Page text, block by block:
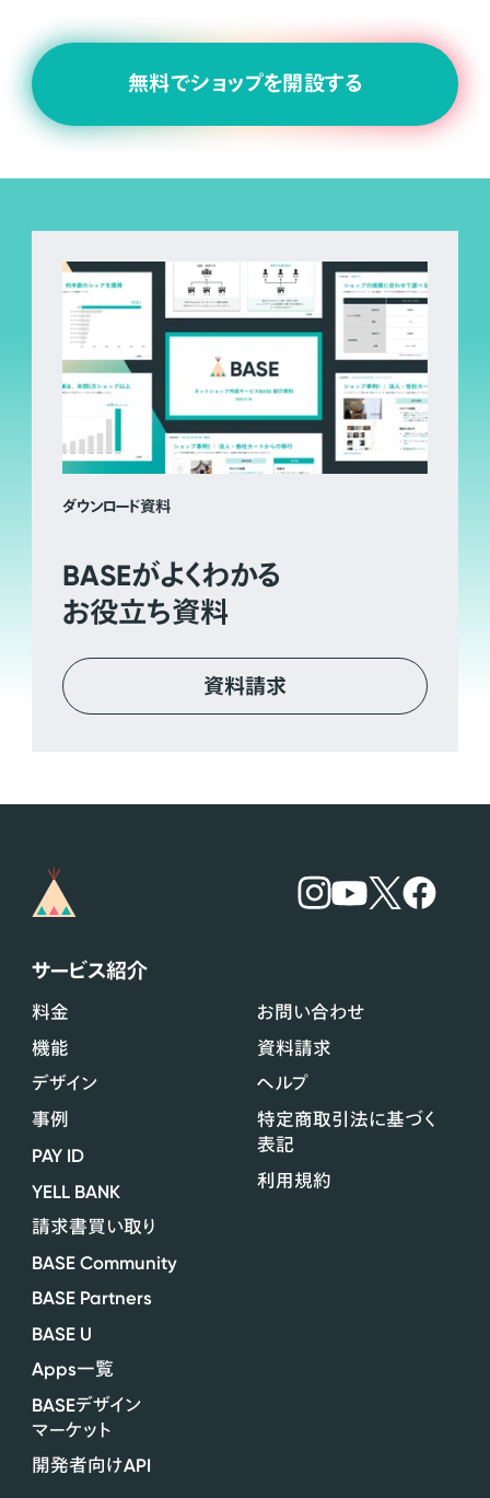
無料でショップを開設する
ダウンロード資料
BASEがよくわかる
お役立ち資料
資料請求
サービス紹介
料金
機能
デザイン
事例
PAY ID
YELL BANK
請求書買い取り
BASE Community
BASE Partners
BASE U
Apps一覧
BASEデザイン
マーケット
開発者向けAPI
お問い合わせ
資料請求
ヘルプ
特定商取引法に基づく
表記
利用規約